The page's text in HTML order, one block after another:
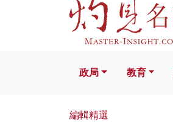
政局 教育
編輯精選